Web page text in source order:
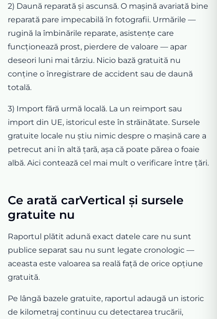
2) Daună reparată și ascunsă. O mașină avariată bine
reparată pare impecabilă în fotografii. Urmările —
rugină la îmbinările reparate, asistențe care
funcționează prost, pierdere de valoare — apar
deseori luni mai târziu. Nicio bază gratuită nu
conține o înregistrare de accident sau de daună
totală.
3) Import fără urmă locală. La un reimport sau
import din UE, istoricul este în străinătate. Sursele
gratuite locale nu știu nimic despre o mașină care a
petrecut ani în altă țară, așa că poate părea o foaie
albă. Aici contează cel mai mult o verificare între țări.
Ce arată carVertical și sursele
gratuite nu
Raportul plătit adună exact datele care nu sunt
publice separat sau nu sunt legate cronologic —
aceasta este valoarea sa reală față de orice opțiune
gratuită.
Pe lângă bazele gratuite, raportul adaugă un istoric
de kilometraj continuu cu detectarea trucării,